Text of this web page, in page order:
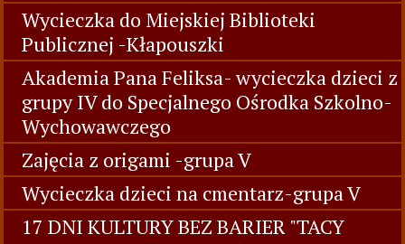
Wycieczka do Miejskiej Biblioteki
Publicznej -Kłapouszki
Akademia Pana Feliksa- wycieczka dzieci z
grupy IV do Specjalnego Ośrodka Szkolno-
Wychowawczego
Zajęcia z origami -grupa V
Wycieczka dzieci na cmentarz-grupa V
17 DNI KULTURY BEZ BARIER "TACY